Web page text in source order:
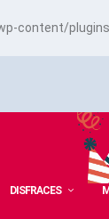
content/
DISFRACES